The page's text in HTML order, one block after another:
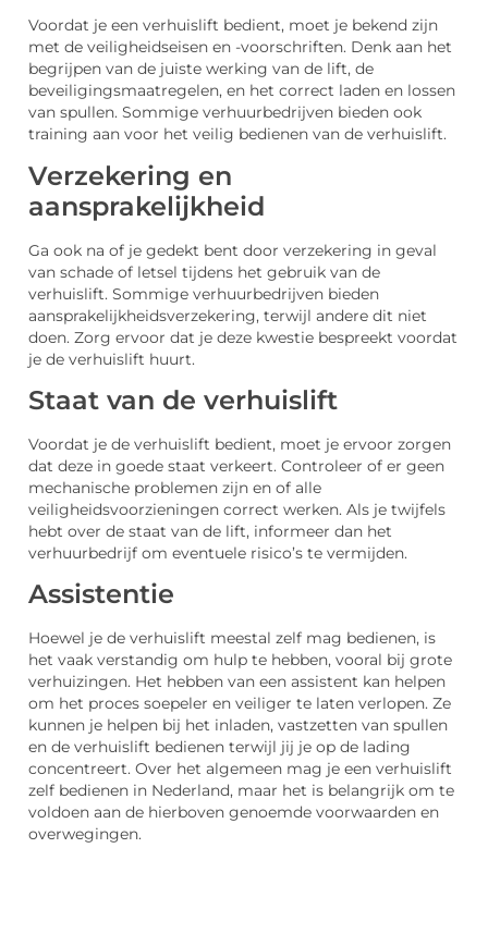
Voordat je een verhuislift bedient, moet je bekend zijn
met de veiligheidseisen en -voorschriften. Denk aan het
begrijpen van de juiste werking van de lift, de
beveiligingsmaatregelen, en het correct laden en lossen
van spullen. Sommige verhuurbedrijven bieden ook
training aan voor het veilig bedienen van de verhuislift.
Verzekering en
aansprakelijkheid
Ga ook na of je gedekt bent door verzekering in geval
van schade of letsel tijdens het gebruik van de
verhuislift. Sommige verhuurbedrijven bieden
aansprakelijkheidsverzekering, terwijl andere dit niet
doen. Zorg ervoor dat je deze kwestie bespreekt voordat
je de verhuislift huurt.
Staat van de verhuislift
Voordat je de verhuislift bedient, moet je ervoor zorgen
dat deze in goede staat verkeert. Controleer of er geen
mechanische problemen zijn en of alle
veiligheidsvoorzieningen correct werken. Als je twijfels
hebt over de staat van de lift, informeer dan het
verhuurbedrijf om eventuele risico’s te vermijden.
Assistentie
Hoewel je de verhuislift meestal zelf mag bedienen, is
het vaak verstandig om hulp te hebben, vooral bij grote
verhuizingen. Het hebben van een assistent kan helpen
om het proces soepeler en veiliger te laten verlopen. Ze
kunnen je helpen bij het inladen, vastzetten van spullen
en de verhuislift bedienen terwijl jij je op de lading
concentreert. Over het algemeen mag je een verhuislift
zelf bedienen in Nederland, maar het is belangrijk om te
voldoen aan de hierboven genoemde voorwaarden en
overwegingen.